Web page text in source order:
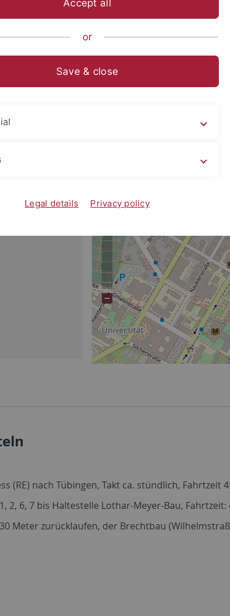
Anfahrtsplan
(RE) nach Tübingen, Takt ca. stündlich, Fahrtzeit
2, 6, 7 bis Haltestelle Lothar-Meyer-Bau, Fahrtzeit:
Meter zurücklaufen, der Brechtbau
Accept all
or
Save & close
Legal details Privacy policy